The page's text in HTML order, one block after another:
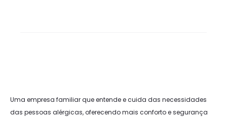
Uma empresa familiar que entende e cuida das necessidades
das pessoas alérgicas, oferecendo mais conforto e segurança